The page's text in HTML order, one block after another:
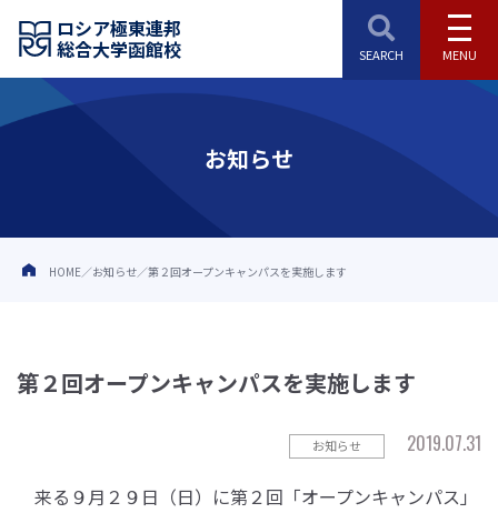
ロシア極東連邦
総合大学函館校
お知らせ
HOME お知らせ 第２回オープンキャンパスを実施します
第２回オープンキャンパスを実施します
お知らせ
2019.07.31
来る９月２９日（日）に第２回「オープンキャンパス」